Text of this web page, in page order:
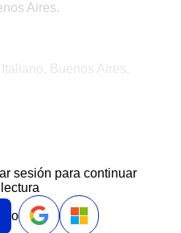
Aires.
Buenos Aires.
sesión para continuar
o